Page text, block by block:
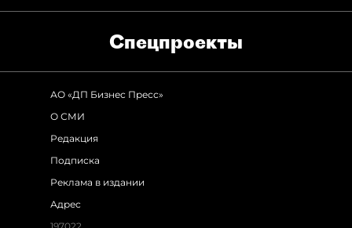
Спец­проекты
АО «ДП Бизнес Пресс»
О СМИ
Редакция
Подписка
Реклама в издании
Адрес